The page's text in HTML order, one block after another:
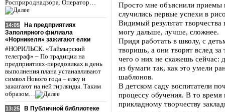
Росприроднадзора. Оператор…
14:05
На предприятиях
Заполярного филиала
«Норникеля» зажигают елки
#НОРИЛЬСК. «Таймырский
телеграф» – По традиции на
предприятиях-передовиках в день
выполнения плана устанавливают
символ Нового года – елку и
зажигают на ней гирлянды. Таким
образом…
13:25
В Публичной библиотеке
Просто мне объяснили приемы
случились первые успехи в
Видимый результат
могу дальше, лучше, сложнее.
Придя работать в школу, с
творишь, а они творят вслед
чего о них не скажешь сейчас:
из бумаги так, как это умели
шаблонов.
В детском саду воспитатели
процессу обучения. В то время
прикладному творчеству